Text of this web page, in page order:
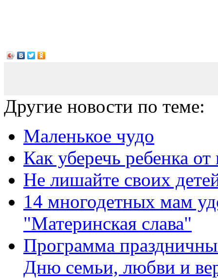
Другие новости по теме:
Маленькое чудо
Как уберечь ребенка
Не лишайте своих
14 многодетных мам
"Материнская слава"
Программа
Дню семьи, любви и